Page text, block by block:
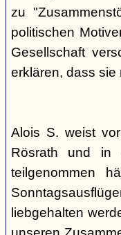
zu
politischen
Gesellschaft
erklären, dass sie
Alois S. weist
Rösrath und in
teilgenommen
liebgehalten